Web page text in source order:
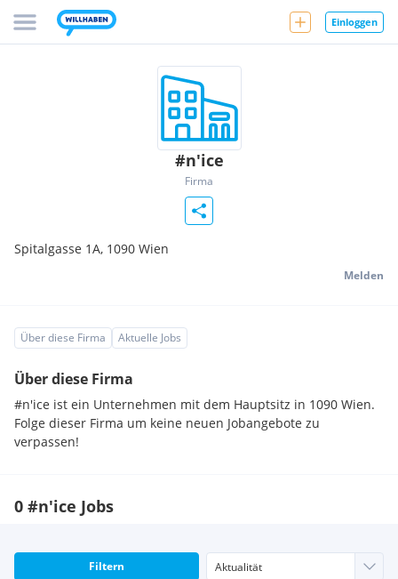
Einloggen
#n'ice
Firma
Spitalgasse 1A, 1090 Wien
Melden
Über diese Firma Aktuelle Jobs
Über diese Firma
#n'ice ist ein Unternehmen mit dem Hauptsitz in 1090 Wien.
Folge dieser Firma um keine neuen Jobangebote zu
verpassen!
0 #n'ice Jobs
Filtern